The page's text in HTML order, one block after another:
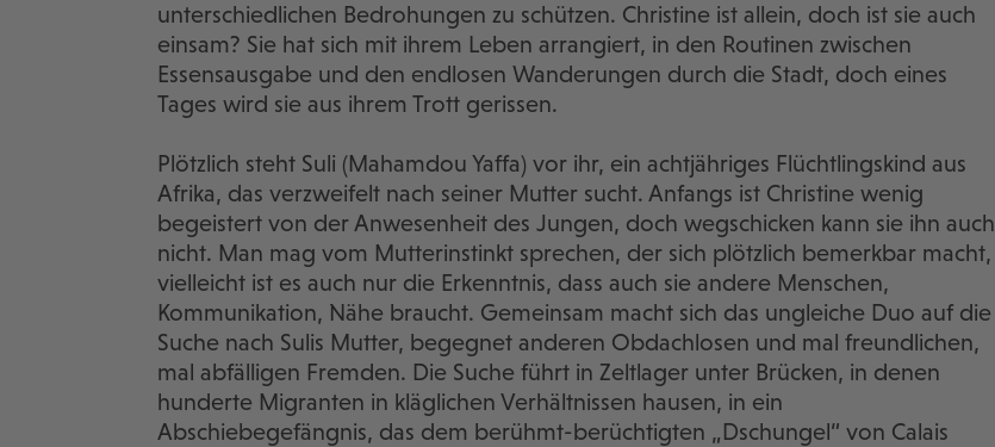
unterschiedlichen Bedrohungen zu schützen. Christine ist allein, doch ist sie auch
einsam? Sie hat sich mit ihrem Leben arrangiert, in den Routinen zwischen
Essensausgabe und den endlosen Wanderungen durch die Stadt, doch eines
Tages wird sie aus ihrem Trott gerissen.
Plötzlich steht Suli (Mahamdou Yaffa) vor ihr, ein achtjähriges Flüchtlingskind aus
Afrika, das verzweifelt nach seiner Mutter sucht. Anfangs ist Christine wenig
begeistert von der Anwesenheit des Jungen, doch wegschicken kann sie ihn auch
nicht. Man mag vom Mutterinstinkt sprechen, der sich plötzlich bemerkbar macht,
vielleicht ist es auch nur die Erkenntnis, dass auch sie andere Menschen,
Kommunikation, Nähe braucht. Gemeinsam macht sich das ungleiche Duo auf die
Suche nach Sulis Mutter, begegnet anderen Obdachlosen und mal freundlichen,
mal abfälligen Fremden. Die Suche führt in Zeltlager unter Brücken, in denen
hunderte Migranten in kläglichen Verhältnissen hausen, in ein
Abschiebegefängnis, das dem berühmt-berüchtigten „Dschungel“ von Calais